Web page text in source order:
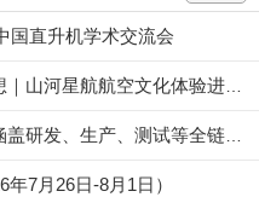
国直升机学术交流会
以产业沃土为媒，启少年蓝天理想｜山河星航航空文化体验进行中
闵行试飞基地即将投入试运营，涵盖研发、生产、测试等全链条丨低空应用
7月26日-8月1日）